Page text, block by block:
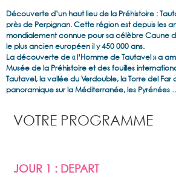
Découverte d’un haut lieu de la Préhistoire :
près de Perpignan. Cette région est depuis les
mondialement connue pour sa célèbre Caune
le plus ancien européen il y 450 000 ans.
La découverte de « l’Homme de Tautavel » a
Musée de la Préhistoire et des fouilles
Tautavel, la vallée du Verdouble, la Torre del Far
panoramique sur la Méditerranée, les Pyrénées
VOTRE PROGRAMME
JOUR 1 : DEPART